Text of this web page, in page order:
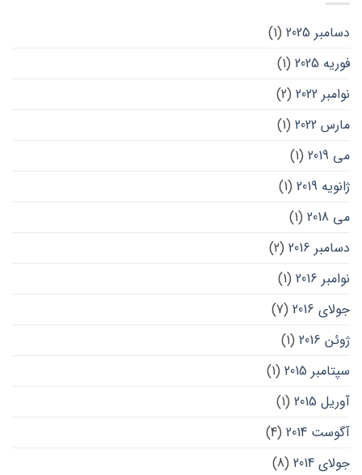
دسامبر 2025
(1)
فوریه 2025
(1)
نوامبر 2022
(2)
مارس 2022
(1)
می 2019
(1)
ژانویه 2019
(1)
می 2018
(1)
دسامبر 2016
(2)
نوامبر 2016
(1)
جولای 2016
(7)
ژوئن 2016
(1)
سپتامبر 2015
(1)
آوریل 2015
(1)
آگوست 2014
(4)
جولای 2014
(8)